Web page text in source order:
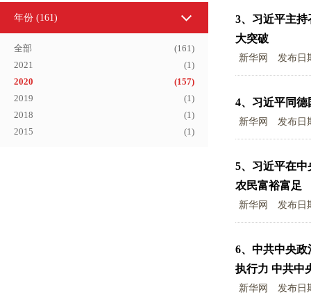
年份 (161)
全部 (161)
2021
(1)
2020
(157)
2019
(1)
2018
(1)
2015
(1)
3、 习近平主
大突破
新华网 发布日
4、 习近平同
新华网 发布日
5、 习近平在
农民富裕富足
新华网 发布日
6、 中共中央政
执行力 中共中
新华网 发布日